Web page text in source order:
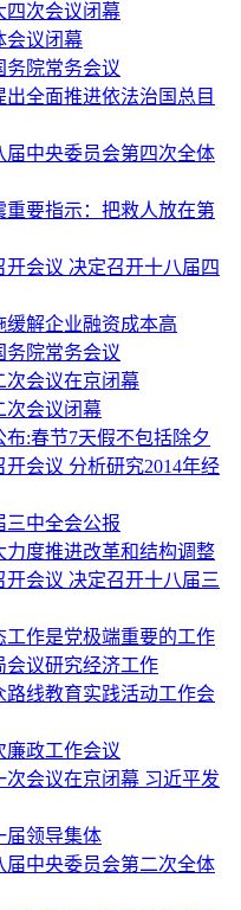
四次会议闭幕
会议闭幕
务院常务会议
全面推进依法治国总目
届中央委员会第四次全体
重要指示：把救人放在第
开会议 决定召开十八届四
解企业融资成本高
务院常务会议
次会议在京闭幕
次会议闭幕
布:春节7天假不包括除夕
会议 分析研究2014年经
三中全会公报
力度推进改革和结构调整
开会议 决定召开十八届三
工作是党极端重要的工作
会议研究经济工作
路线教育实践活动工作会
廉政工作会议
会议在京闭幕 习近平发
届领导集体
届中央委员会第二次全体